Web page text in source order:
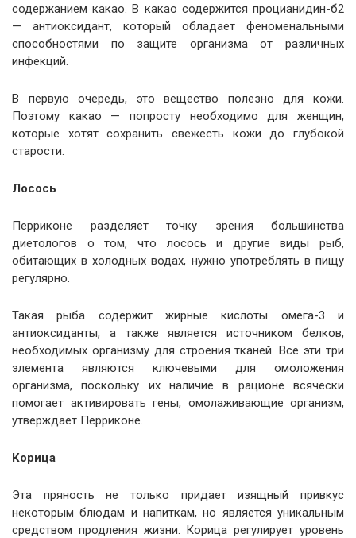
содержанием какао. В какао содержится процианидин-б2
— антиоксидант, который обладает феноменальными
способностями по защите организма от различных
инфекций.
В первую очередь, это вещество полезно для кожи.
Поэтому какао — попросту необходимо для женщин,
которые хотят сохранить свежесть кожи до глубокой
старости.
Лосось
Перриконе разделяет точку зрения большинства
диетологов о том, что лосось и другие виды рыб,
обитающих в холодных водах, нужно употреблять в пищу
регулярно.
Такая рыба содержит жирные кислоты омега-3 и
антиоксиданты, а также является источником белков,
необходимых организму для строения тканей. Все эти три
элемента являются ключевыми для омоложения
организма, поскольку их наличие в рационе всячески
помогает активировать гены, омолаживающие организм,
утверждает Перриконе.
Корица
Эта пряность не только придает изящный привкус
некоторым блюдам и напиткам, но является уникальным
средством продления жизни. Корица регулирует уровень